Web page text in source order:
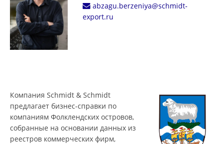
abzagu.berzeniya@schmidt-
export.ru
Компания Schmidt & Schmidt
предлагает бизнес-справки по
компаниям Фолклендских островов,
собранные на основании данных из
реестров коммерческих фирм,